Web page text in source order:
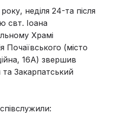
неділя 24-та після
свт. Іоана
Храмі
Почаївського (місто
16А) звершив
Закарпатський